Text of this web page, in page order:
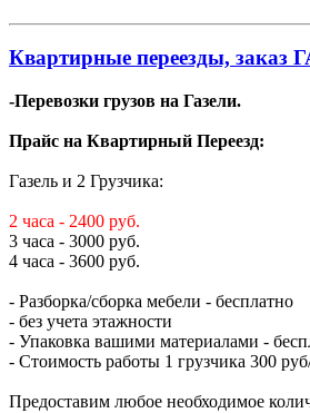
Квартирные переезды, заказ
-Перевозки грузов на Газели.
Прайс на Квартирный Переезд:
Газель и 2 Грузчика:
2 часа - 2400 руб.
3 часа - 3000 руб.
4 часа - 3600 руб.
- Разборка/сборка мебели - бесплатно
- без учета этажности
- Упаковка вашими материалами -
- Стоимость работы 1 грузчика 300
Предоставим любое необходимое